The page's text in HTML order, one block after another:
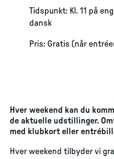
Tidspunkt: Kl. 11 på
dansk
Pris: Gratis (når
Hver weekend kan du
de aktuelle udstillinger.
med klubkort eller
Hver weekend tilbyder vi